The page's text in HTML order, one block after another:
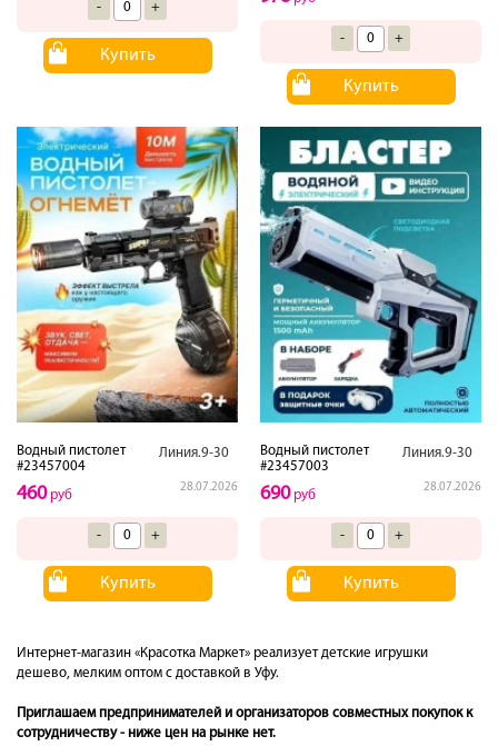
- +
Купить
- +
Купить
Водный пистолет
#23457004
Линия.9-30
28.07.2026
460руб
- +
Купить
Водный пистолет
#23457003
Линия.9-30
28.07.2026
690руб
- +
Купить
Интернет-магазин «Красотка Маркет» реализует детские игрушки
дешево, мелким оптом с доставкой в Уфу.
Приглашаем предпринимателей и организаторов совместных покупок к
сотрудничеству - ниже цен на рынке нет.